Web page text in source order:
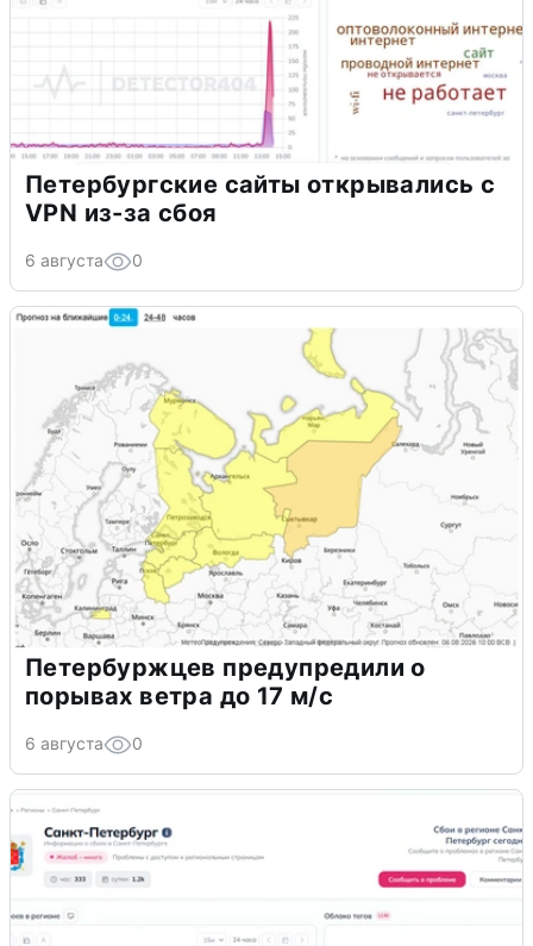
Петербургские сайты открывались с
VPN из-за сбоя
6 августа 0
Петербуржцев предупредили о
порывах ветра до 17 м/с
6 августа 0